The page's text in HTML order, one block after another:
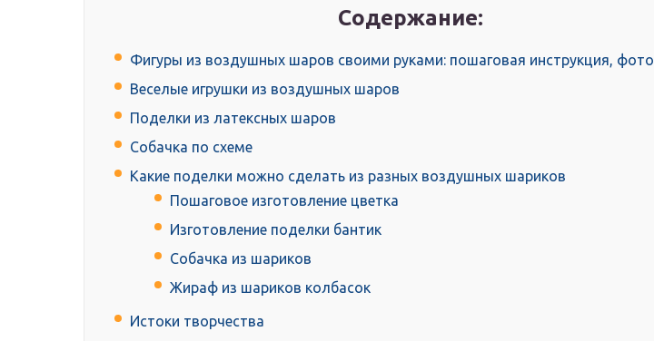
Содержание:
Фигуры из воздушных шаров своими руками: пошаговая инструкция, фото
Веселые игрушки из воздушных шаров
Поделки из латексных шаров
Собачка по схеме
Какие поделки можно сделать из разных воздушных шариков
Пошаговое изготовление цветка
Изготовление поделки бантик
Собачка из шариков
Жираф из шариков колбасок
Истоки творчества